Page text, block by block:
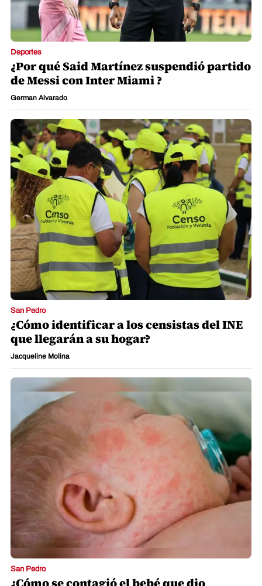
Deportes
¿Por qué Said Martínez suspendió partido
de Messi con Inter Miami ?
German Alvarado
San Pedro
¿Cómo identificar a los censistas del INE
que llegarán a su hogar?
Jacqueline Molina
San Pedro